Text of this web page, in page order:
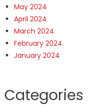
May 2024
April 2024
March 2024
February 2024
January 2024
Categories